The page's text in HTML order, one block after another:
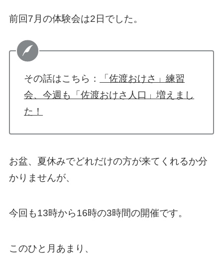
前回7月の体験会は2日でした。
その話はこちら：
「佐渡おけさ」練習
会、今週も「佐渡おけさ人口」増えまし
た！
お盆、夏休みでどれだけの方が来てくれるか分
かりませんが、
今回も13時から16時の3時間の開催です。
このひと月あまり、